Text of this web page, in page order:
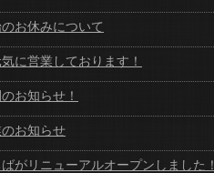
お休みについて
に営業しております！
お知らせ！
お知らせ
がリニューアルオープンしました！